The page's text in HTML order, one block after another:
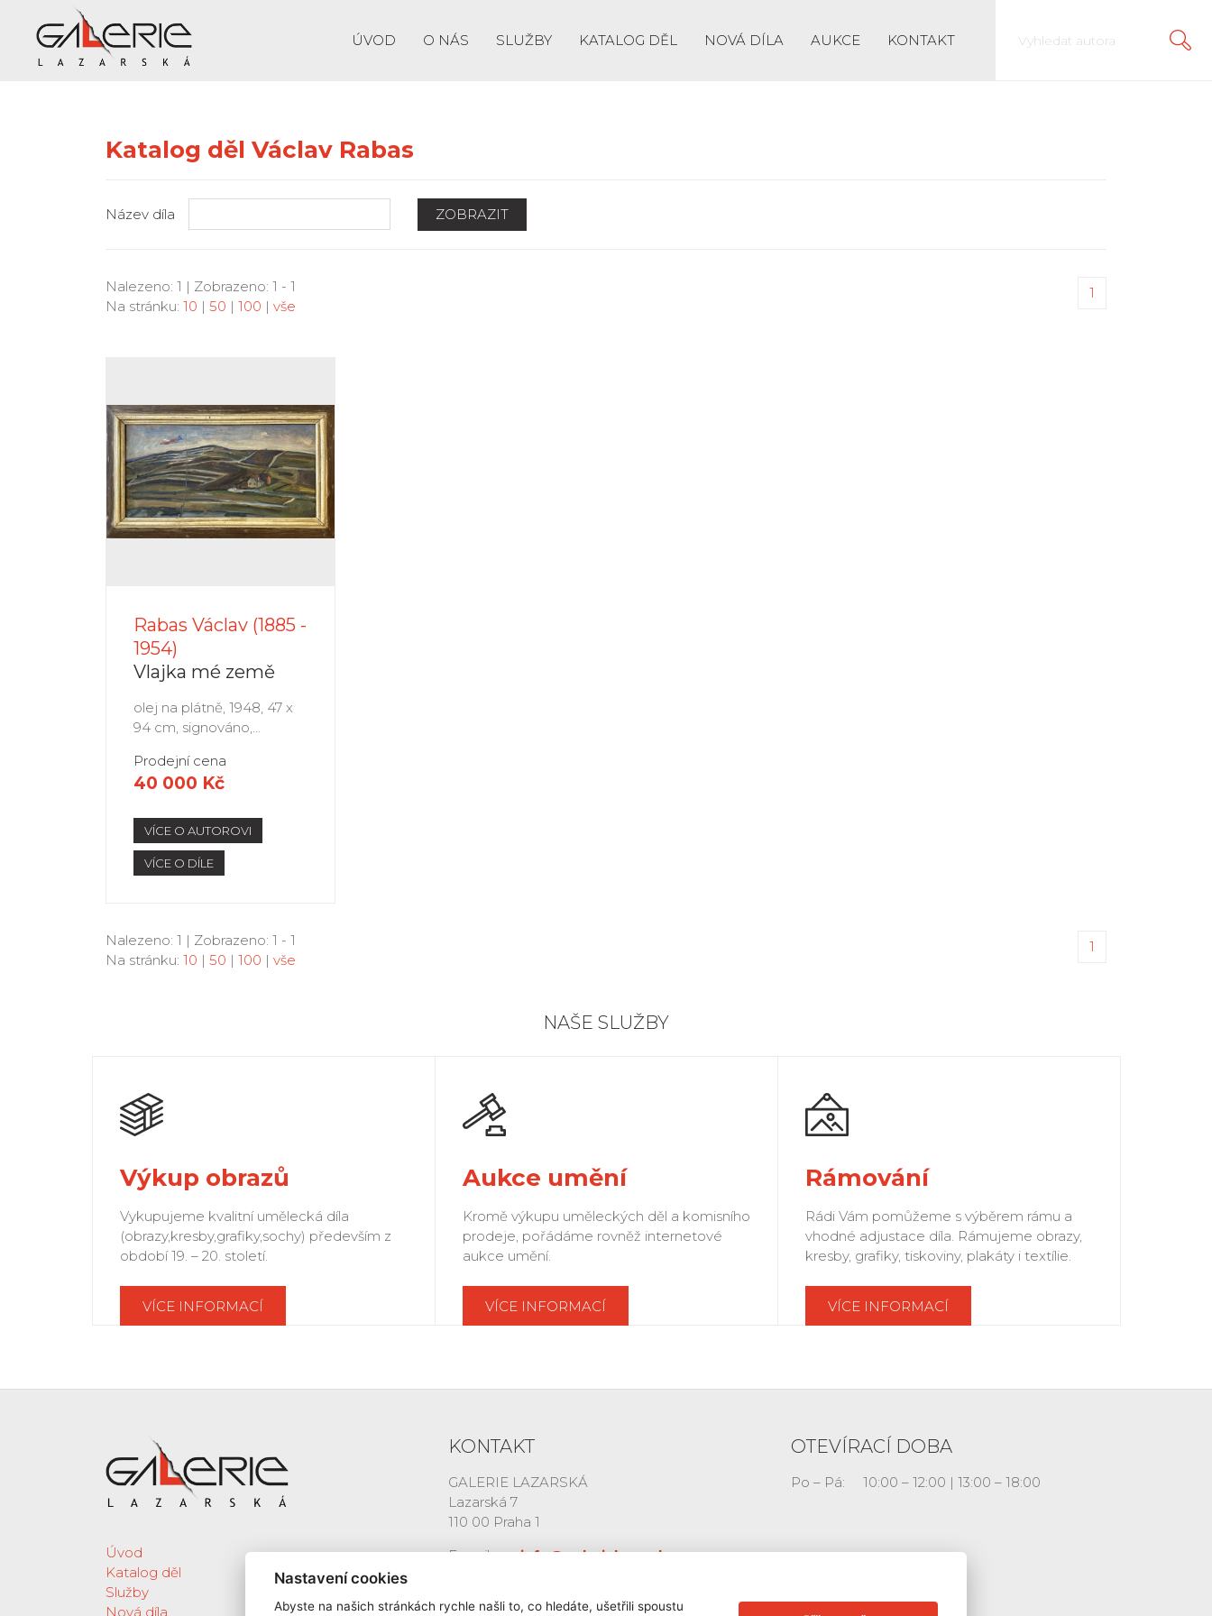
ÚVOD O NÁS SLUŽBY KATALOG DĚL NOVÁ DÍLA AUKCE KONTAKT
Katalog děl Václav Rabas
Název díla ZOBRAZIT
Nalezeno: 1 | Zobrazeno: 1 - 1
Na stránku: 10 | 50 | 100 | vše
1
Rabas Václav (1885 -
1954)
Vlajka mé země
olej na plátně, 1948, 47 x
94 cm, signováno,...
Prodejní cena
40 000 Kč
VÍCE O AUTOROVI
VÍCE O DÍLE
Nalezeno: 1 | Zobrazeno: 1 - 1
Na stránku: 10 | 50 | 100 | vše
1
NAŠE SLUŽBY
Výkup obrazů
Vykupujeme kvalitní umělecká díla
(obrazy,kresby,grafiky,sochy) především z
období 19. – 20. století.
VÍCE INFORMACÍ
Aukce umění
Kromě výkupu uměleckých děl a komisního
prodeje, pořádáme rovněž internetové
aukce umění.
VÍCE INFORMACÍ
Rámování
Rádi Vám pomůžeme s výběrem rámu a
vhodné adjustace díla. Rámujeme obrazy,
kresby, grafiky, tiskoviny, plakáty i textílie.
VÍCE INFORMACÍ
Úvod
Katalog děl
Služby
Nová díla
KONTAKT
GALERIE LAZARSKÁ
Lazarská 7
110 00 Praha 1
E-mail:
info@galerielazarska.cz
OTEVÍRACÍ DOBA
Po – Pá: 10:00 – 12:00 | 13:00 – 18:00
Nastavení cookies
Abyste na našich stránkách rychle našli to, co hledáte, ušetřili spoustu